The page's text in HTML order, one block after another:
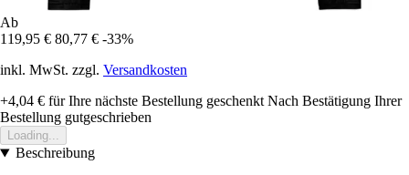
Ab
119,95 € 80,77 € -33%
inkl. MwSt. zzgl. Versandkosten
+4,04 € für Ihre nächste Bestellung geschenkt Nach Bestätigung Ihrer
Bestellung gutgeschrieben
Loading...
Beschreibung